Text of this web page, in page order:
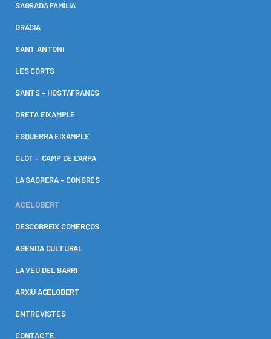
SAGRADA FAMÍLIA
GRÀCIA
SANT ANTONI
LES CORTS
SANTS – HOSTAFRANCS
DRETA EIXAMPLE
ESQUERRA EIXAMPLE
CLOT – CAMP DE L’ARPA
LA SAGRERA – CONGRÉS
ACELOBERT
DESCOBREIX COMERÇOS
AGENDA CULTURAL
LA VEU DEL BARRI
ARXIU ACELOBERT
ENTREVISTES
CONTACTE